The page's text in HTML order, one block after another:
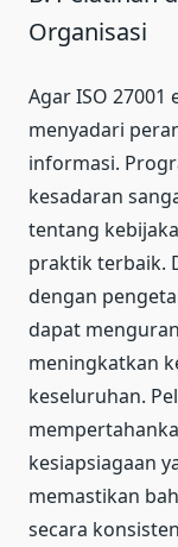
Organisasi
Agar ISO
menyadari
informasi.
kesadaran
tentang
praktik terbaik.
dengan
dapat
meningkatkan
keseluruhan.
kesiapsiagaan
memastikan
secara